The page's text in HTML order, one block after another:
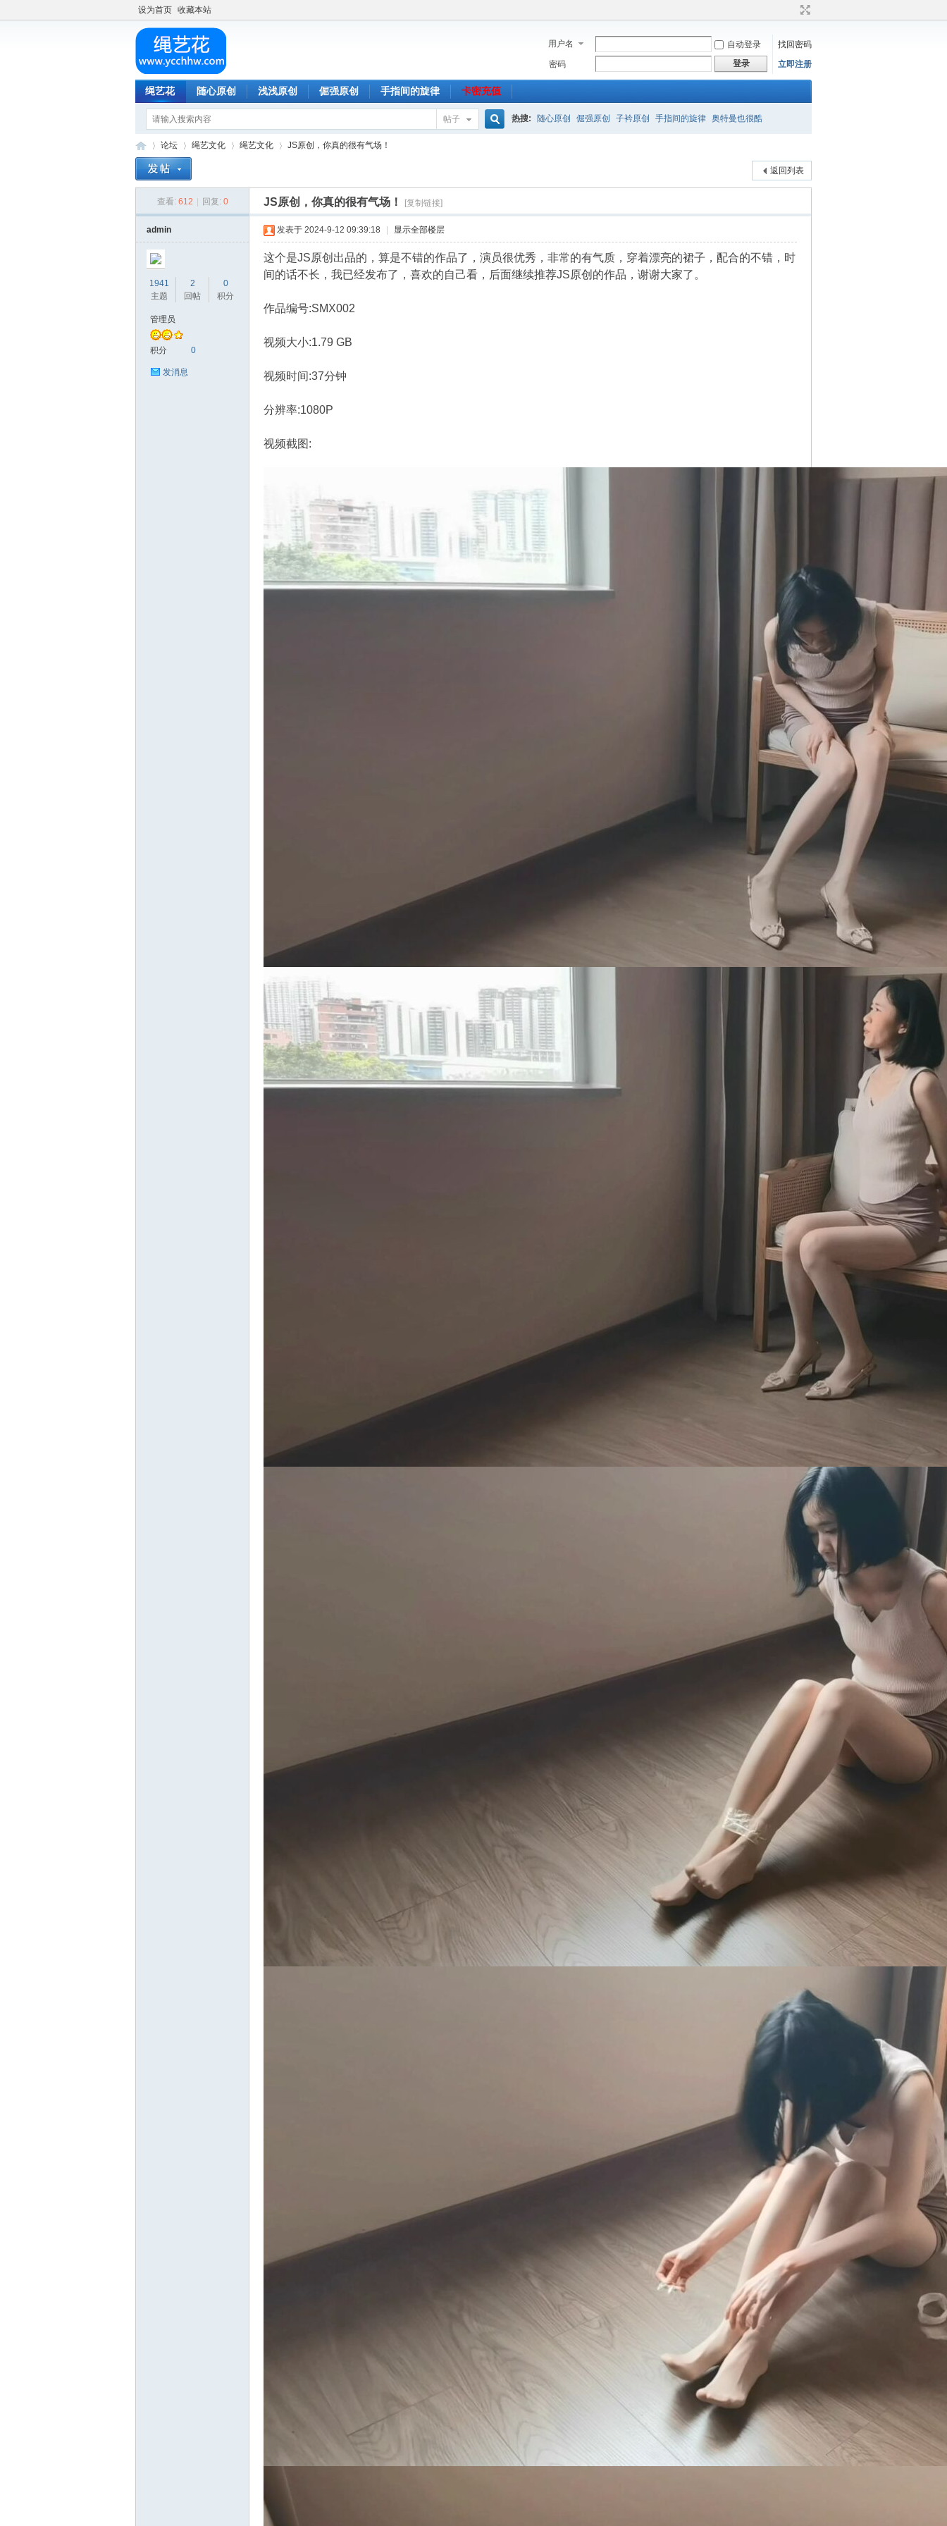
设为首页 收藏本站
用户名 自动登录
找回密码
密码
登录 立即注册
绳艺花 随心原创 浅浅原创 倔强原创 手指间的旋律 卡密充值
帖子 热搜: 随心原创 倔强原创 子衿原创 手指间的旋律 奥特曼也很酷
论坛
›
绳艺文化
›
绳艺文化
›
JS原创，你真的很有气场！
返回列表
查看: 612 回复: 0 JS原创，你真的很有气场！ [复制链接]
admin
1941
主题
2
回帖
0
积分
管理员
积分 0
发消息
发表于 2024-9-12 09:39:18 显示全部楼层
这个是JS原创出品的，算是不错的作品了，演员很优秀，非常的有气质，穿着漂亮的裙子，配合的不错，时
间的话不长，我已经发布了，喜欢的自己看，后面继续推荐JS原创的作品，谢谢大家了。
作品编号:SMX002
视频大小:1.79 GB
视频时间:37分钟
分辨率:1080P
视频截图: